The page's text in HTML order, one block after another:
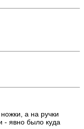
а на ручки
- явно было куда